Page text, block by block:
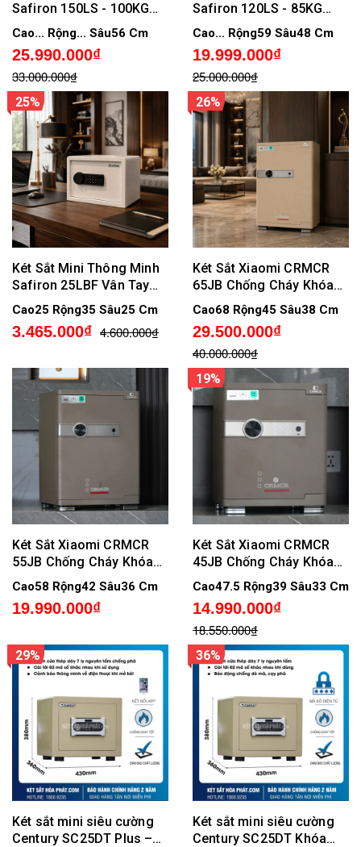
Safiron 150LS - 100KG
Khóa Vân Tay, Điện Tử,
Kết Nối APP Điện Tử
Cao... Rộng... Sâu56 Cm
25.990.000₫
33.000.000₫
Safiron 120LS - 85KG
Khóa Vân Tay, Điện Tử,
Kết Nối APP Điện Tử
Cao... Rộng59 Sâu48 Cm
19.999.000₫
25.000.000₫
25%
Két Sắt Mini Thông Minh
Safiron 25LBF Vân Tay
Điện Tử Kết Nối APP Điện
Thoại
Cao25 Rộng35 Sâu25 Cm
3.465.000₫ 4.600.000₫
26%
Két Sắt Xiaomi CRMCR
65JB Chống Cháy Khóa
Vân Tay Điện Tử Kết Nối
APP Điện Thoại
Cao68 Rộng45 Sâu38 Cm
29.500.000₫
40.000.000₫
Két Sắt Xiaomi CRMCR
55JB Chống Cháy Khóa
Vân Tay Điện Tử Kết Nối
APP Điện Thoại
Cao58 Rộng42 Sâu36 Cm
19.990.000₫
19%
Két Sắt Xiaomi CRMCR
45JB Chống Cháy Khóa
Vân Tay Điện Tử Kết Nối
APP Điện Thoại
Cao47.5 Rộng39 Sâu33 Cm
14.990.000₫
18.550.000₫
29%
Két sắt mini siêu cường
Century SC25DT Plus –
36%
Két sắt mini siêu cường
Century SC25DT Khóa